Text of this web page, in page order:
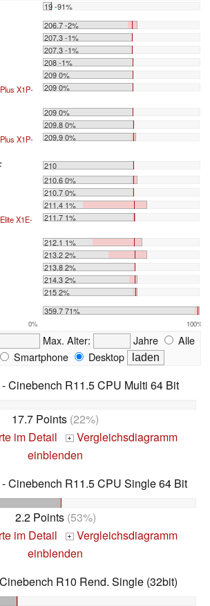
19 -91%
206.7 -2%
207.3 -1%
207.3 -1%
208 -1%
209 0%
X1P-
209 0%
209 0%
209.8 0%
X1P-
209.9 0%
210
210.6 0%
210.7 0%
211.4 1%
X1E-
211.7 1%
212.1 1%
213.2 2%
213.8 2%
214.3 2%
215 2%
359.7 71%
0% 100%
Max. Alter: Jahre
Alle
Smartphone Desktop
- Cinebench R11.5 CPU Multi 64 Bit
17.7 Points (22%)
im Detail + Vergleichsdiagramm
einblenden
- Cinebench R11.5 CPU Single 64 Bit
2.2 Points(53%)
im Detail + Vergleichsdiagramm
einblenden
R10 Rend. Single (32bit)